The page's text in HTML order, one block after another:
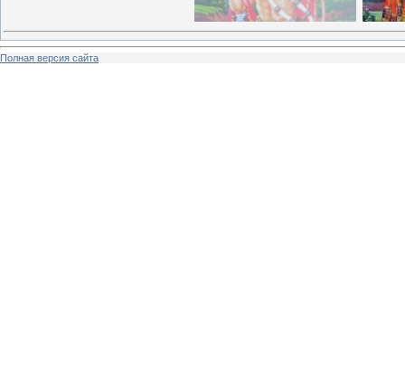
Полная версия сайта